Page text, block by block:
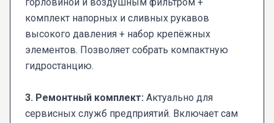
комплект напорных и сливных рукавов
высокого давления + набор крепёжных
элементов. Позволяет собрать компактную
гидростанцию.
3. Ремонтный комплект: Актуально для
сервисных служб предприятий. Включает сам